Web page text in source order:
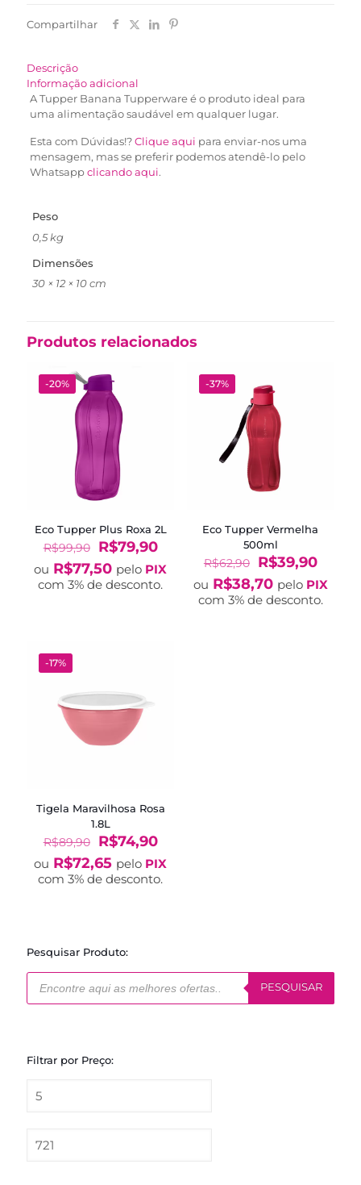
Compartilhar
Descrição
Informação adicional
A Tupper Banana Tupperware é o produto ideal para
uma alimentação saudável em qualquer lugar.
Esta com Dúvidas!?Clique aqui para enviar-nos uma
mensagem, mas se preferir podemos atendê-lo pelo
Whatsappclicando aqui.
Peso
0,5 kg
Dimensões
30 × 12 × 10 cm
Produtos relacionados
-20%
Eco Tupper Plus Roxa 2L
R$99,90
O
preço
original
era:
R$79,90O
preço
atual
é:
R$79,90.
ou R$77,50 pelo PIX
com 3% de desconto.
-37%
Eco Tupper Vermelha
500ml
R$62,90
O
preço
original
era:
R$39,90O
preço
atual
é:
ou R$38,70 pelo PIX
com 3% de desconto.
-17%
Tigela Maravilhosa Rosa
1.8L
R$89,90
O
preço
original
era:
R$74,90O
preço
atual
é:
ou R$72,65 pelo PIX
com 3% de desconto.
Pesquisar Produto:
Pesquisar
produtos
PESQUISAR
Filtrar por Preço: